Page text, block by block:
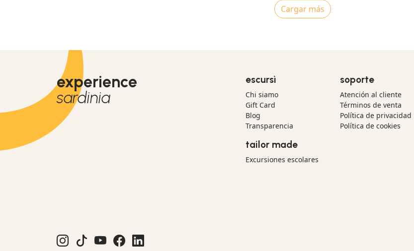
Cargar más
experience
sardinia
escursì
Chi siamo
Gift Card
Blog
Transparencia
tailor made
Excursiones escolares
soporte
Atención al cliente
Términos de venta
Política de privacidad
Política de cookies